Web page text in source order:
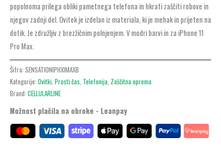
popolnoma prilega obliki pametnega telefona in hkrati zaščiti robove in
njegov zadnji del. Ovitek je izdelan iz materiala, ki je mehak in prijeten na
dotik. Je združljiv z brezžičnim polnjenjem. V modri barvi in za iPhone 11
Pro Max.
Šifra: SENSATIONIPHXIMAXB
Kategorije: Ovitki Prosti čas Telefonija Zaščitna oprema
Brand: CELLULARLINE
Možnost plačila na obroke - Leanpay